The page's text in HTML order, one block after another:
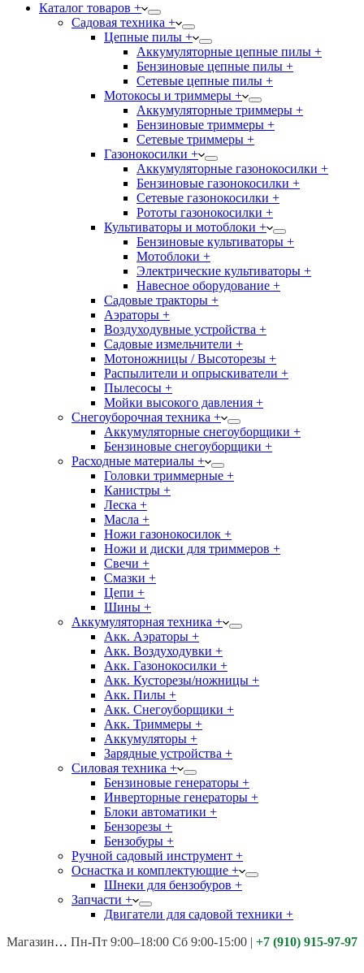
Каталог товаров +
Садовая техника +
Цепные пилы +
Аккумуляторные цепные пилы +
Бензиновые цепные пилы +
Сетевые цепные пилы +
Мотокосы и триммеры +
Аккумуляторные триммеры +
Бензиновые триммеры +
Сетевые триммеры +
Газонокосилки +
Аккумуляторные газонокосилки +
Бензиновые газонокосилки +
Сетевые газонокосилки +
Рототы газонокосилки +
Культиваторы и мотоблоки +
Бензиновые культиваторы +
Мотоблоки +
Электрические культиваторы +
Навесное оборудование +
Садовые тракторы +
Аэраторы +
Воздуходувные устройства +
Садовые измельчители +
Мотоножницы / Высоторезы +
Распылители и опрыскиватели +
Пылесосы +
Мойки высокого давления +
Снегоуборочная техника +
Аккумуляторные снегоуборщики +
Бензиновые снегоуборщики +
Расходные материалы +
Головки триммерные +
Канистры +
Леска +
Масла +
Ножи газонокосилок +
Ножи и диски для триммеров +
Свечи +
Смазки +
Цепи +
Шины +
Аккумуляторная техника +
Акк. Аэраторы +
Акк. Воздуходувки +
Акк. Газонокосилки +
Акк. Кусторезы/ножницы +
Акк. Пилы +
Акк. Снегоуборщики +
Акк. Триммеры +
Аккумуляторы +
Зарядные устройства +
Силовая техника +
Бензиновые генераторы +
Инверторные генераторы +
Блоки автоматики +
Бензорезы +
Бензобуры +
Ручной садовый инструмент +
Оснастка и комплектующие +
Шнеки для бензобуров +
Запчасти +
Двигатели для садовой техники +
Магазины: Калуга ул. Московская д.113
Пн-Пт 9:00–18:00 Сб 9:00-15:00 | +7 (910) 915-97-97